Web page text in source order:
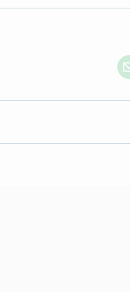
Share
Share on
Share on
Share with E-mail